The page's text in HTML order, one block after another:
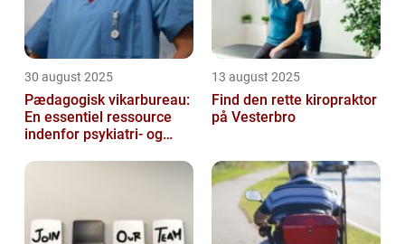
30 august 2025
Pædagogisk vikarbureau:
En essentiel ressource
indenfor psykiatri- og
13 august 2025
Find den rette kiropraktor
på Vesterbro